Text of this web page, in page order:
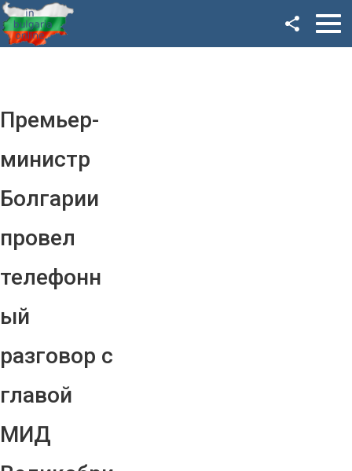
Премьер-
министр
Болгарии
провел
телефонн
ый
разговор с
главой
МИД